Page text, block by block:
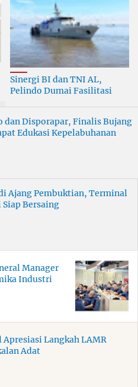
Sinergi BI dan TNI AL,
Pelindo Dumai Fasilitasi
dan Disporapar, Finalis Bujang
Edukasi Kepelabuhanan
Ajang Pembuktian, Terminal
Bersaing
Manager
Industri
Apresiasi Langkah LAMR
Adat